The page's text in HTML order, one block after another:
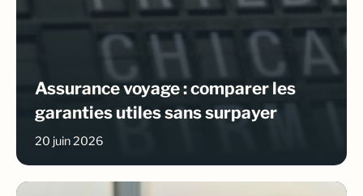
Assurance voyage : comparer les
garanties utiles sans surpayer
20 juin 2026